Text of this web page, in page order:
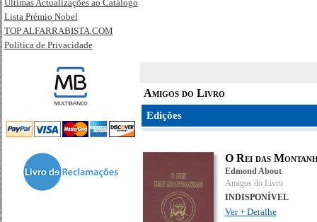
Últimas Actualizações ao Catálogo
Lista Prémio Nobel
TOP ALFARRABISTA.COM
Política de Privacidade
Amigos do Livro
Edições
O Rei das
Edmond About
Amigos do Livro
INDISPONÍVEL
Ver + Detalhe